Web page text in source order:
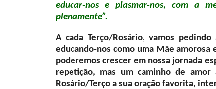
educar-nos e plasmar-nos, com a
plenamente”.
A cada Terço/Rosário, vamos
educando-nos como uma Mãe
poderemos crescer em nossa jornada
repetição, mas um caminho de
Rosário/Terço a sua oração